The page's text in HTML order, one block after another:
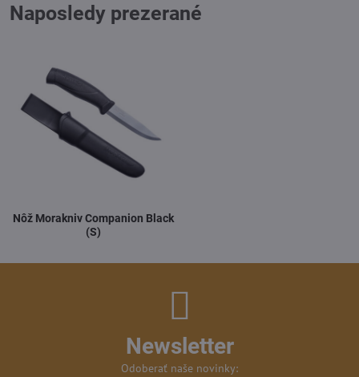
Naposledy prezerané
Nôž Morakniv Companion Black
(S)
Newsletter
Odoberať naše novinky: